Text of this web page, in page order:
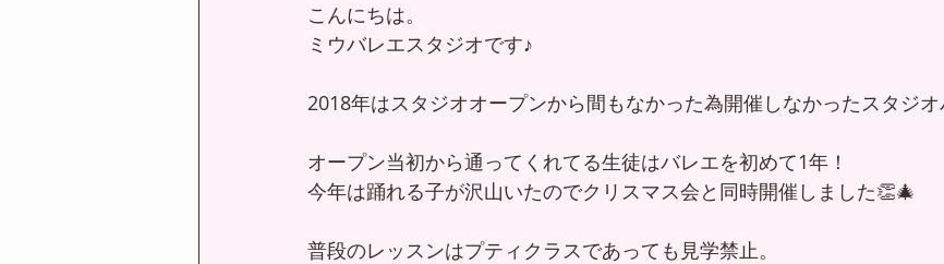
こんにちは。
ミウバレエスタジオです♪
2018年はスタジオオープンから間もなかった為開催しなかったスタジオ
オープン当初から通ってくれてる生徒はバレエを初めて1年！
今年は踊れる子が沢山いたのでクリスマス会と同時開催しました👏🎄
普段のレッスンはプティクラスであっても見学禁止。